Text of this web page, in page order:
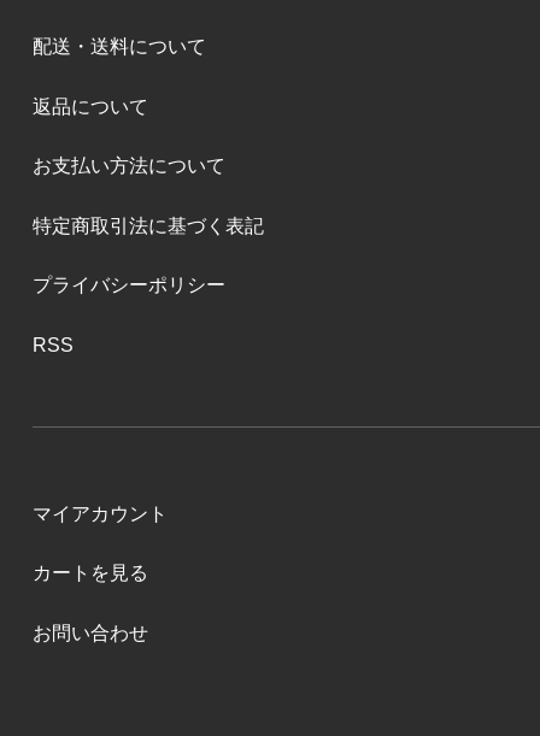
配送・送料について
返品について
お支払い方法について
特定商取引法に基づく表記
プライバシーポリシー
RSS
マイアカウント
カートを見る
お問い合わせ